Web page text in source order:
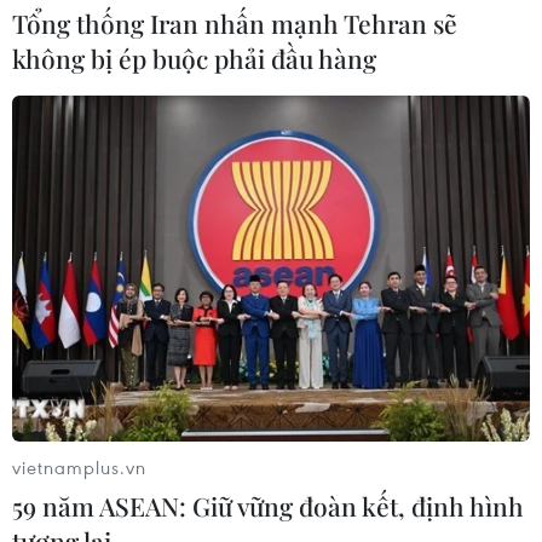
03/08/2026 07:22
Tổng thống Mỹ: Các bên đạt bước
tiến hướng tới chấm dứt xung đột với
Tổng thống Trump thông báo thời
điểm Mỹ nối lại đàm phán với Iran
03/08/2026 00:50
Tổng thống Iran nhấn mạnh Tehran sẽ
không bị ép buộc phải đầu hàng
vietnamplus.vn
59 năm ASEAN: Giữ vững đoàn kết, định hình